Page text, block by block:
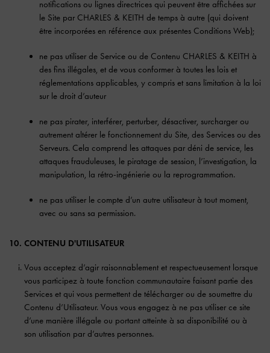
notifications ou lignes directrices qui peuvent être affichées sur
le Site par CHARLES & KEITH de temps à autre (qui doivent
être incorporées en référence aux présentes Conditions Web);
ne pas utiliser de Service ou de Contenu CHARLES & KEITH à
des fins illégales, et de vous conformer à toutes les lois et
réglementations applicables, y compris et sans limitation à la loi
sur le droit d’auteur
ne pas pirater, interférer, perturber, désactiver, surcharger ou
autrement altérer le fonctionnement du Site, des Services ou des
Serveurs. Cela comprend les attaques par déni de service, les
attaques frauduleuses, le piratage de session, l’investigation, la
manipulation, la rétro-ingénierie ou la reprogrammation.
ne pas utiliser le compte d’un autre utilisateur à tout moment,
avec ou sans sa permission.
10. CONTENU D'UTILISATEUR
Vous acceptez d’agir raisonnablement et respectueusement lorsque
vous participez à toute fonction communautaire faisant partie des
Services et qui vous permettent de télécharger ou de soumettre du
Contenu d’Utilisateur. Vous vous engagez à ne pas utiliser ce site
d’une manière illégale ou portant atteinte à sa disponibilité ou à
son utilisation par d’autres personnes.